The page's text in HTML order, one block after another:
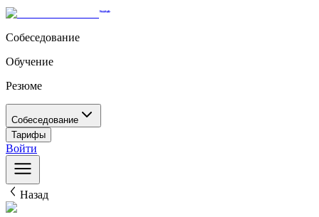
Собеседование
Обучение
Резюме
Собеседование
Тарифы
Войти
Назад